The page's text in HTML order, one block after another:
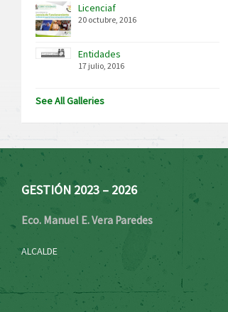
Licenciaf
20 octubre, 2016
Entidades
17 julio, 2016
See All Galleries
GESTIÓN 2023 – 2026
Eco. Manuel E. Vera Paredes
ALCALDE